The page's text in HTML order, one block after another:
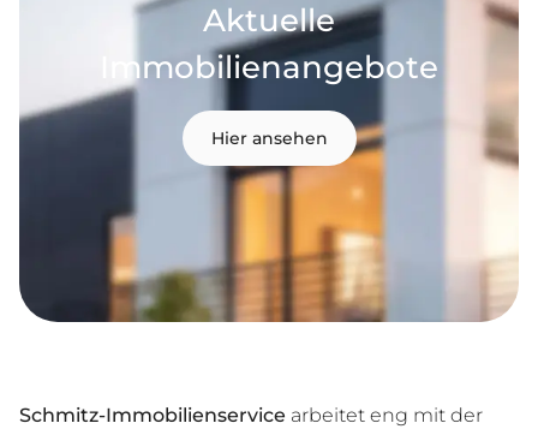
Aktuelle
Immobilienangebote
Hier ansehen
Schmitz-Immobilienservice arbeitet eng mit der